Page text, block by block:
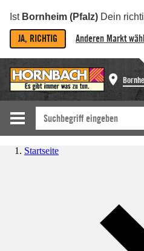
Ist Bornheim (Pfalz) Dein
JA, RICHTIG Anderen Markt
Startseite